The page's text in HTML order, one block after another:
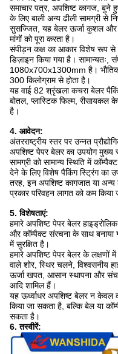
समाचार पत्र, अपशिष्ट कागज,
के लिए बाली अन्य ढीली सामग्री से
सुसज्जित, यह बेलर ऊर्जा कुशल और
मांगों को पूरा करता है।
संपीड़न कक्ष का आकार विशेष रूप से
डिज़ाइन किया गया है। सामान्यतः,
1080x700x1300mm है।
300 किलोग्राम से होता है।
यह वाई 82 श्रृंखला कचरा बेलर
बोतल, प्लास्टिक फिल्म, रीसायकल
है।
4. आवेदन:
अंतरराष्ट्रीय स्तर पर उन्नत
अपशिष्ट पेपर बेलर का उपयोग मुख्य
सामग्री को सामान्य स्थिति में
देने के लिए विशेष पैकिंग स्ट्रिंग का
तरह, इन अपशिष्ट कागजात या अन्य
प्रकार परिवहन लागत को कम किया
5. विशेषताएं:
हमारे अपशिष्ट पेपर बेलर
और कॉम्पैक्ट संरचना के साथ
में सुरक्षित है।
हमारे अपशिष्ट पेपर बेलर के
वाले शोर, स्थिर चलने, विश्वसनीय
ऊर्जा खपत, आसान स्थापना और
आदि शामिल हैं।
यह ऊर्ध्वाधर अपशिष्ट बेलर न
किया जा सकता है, बल्कि बेल या
सकता है।
6. तस्वीरें: